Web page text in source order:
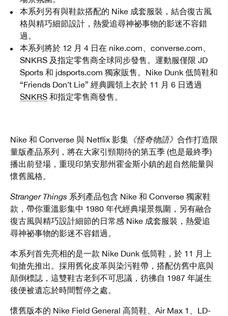
本系列另有與鞋款搭配的 Nike 成套服裝，結合復古風
格與精巧細節設計，熱愛追尋神祕事物的影迷不容錯
過。
本系列將於 12 月 4 日在 nike.com、converse.com、
SNKRS 及指定零售商全球同步發售。運動服僅限 JD
Sports 和 jdsports.com 獨家販售。Nike Dunk 低筒鞋和
“Friends Don’t Lie” 經典圓領上衣於 11 月 6 日透過
SNKRS 和指定零售商發售。
Nike 和 Converse 與 Netflix 影集 《怪奇物語》 合作打造限
量版產品系列，將在大家引頸期待的第五季 (也是最終季)
播出前登場，重現印第安那州霍金斯小鎮的超自然能量與
懷舊風格。
Stranger Things 系列產品包含 Nike 和 Converse 獨家鞋
款，帶你重溫影集中 1980 年代經典場景氛圍，另有融合
復古風與精巧設計細節的日常感 Nike 成套服裝，熱愛追
尋神祕事物的影迷不容錯過。
本系列首先亮相的是一款 Nike Dunk 低筒鞋，於 11 月上
旬搶先推出。採用舊化皮革與染污鞋帶，搭配仿舊中底與
顛倒標誌，這雙鞋古老到不可思議，彷彿自 1987 年誕生
後便被遺忘於時間暫停之處。
懷舊版本的 Nike Field General 高筒鞋、Air Max 1、LD-